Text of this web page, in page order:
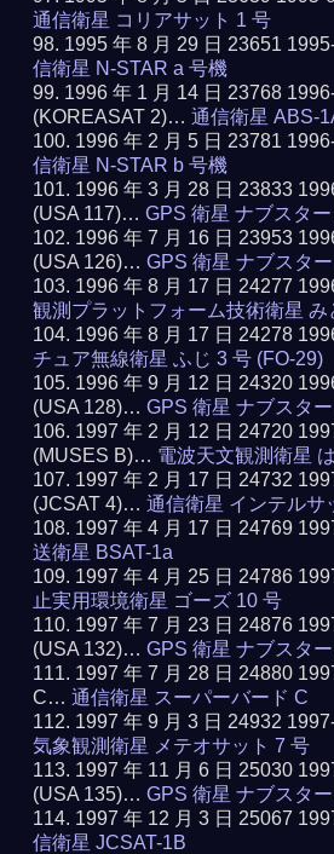
通信衛星 コリアサット 1 号
1995 年 8 月 29 日 23651
信衛星 N-STAR a 号機
1996 年 1 月 14 日 23768
(KOREASAT 2)…通信衛星 ABS-
1996 年 2 月 5 日 23781
信衛星 N-STAR b 号機
1996 年 3 月 28 日 23833
(USA 117)…GPS 衛星 ナブスタ
1996 年 7 月 16 日 23953
(USA 126)…GPS 衛星 ナブスタ
1996 年 8 月 17 日 24277
観測プラットフォーム技術衛星
1996 年 8 月 17 日 24278
チュア無線衛星 ふじ 3 号 (FO-29)
1996 年 9 月 12 日 24320
(USA 128)…GPS 衛星 ナブスタ
1997 年 2 月 12 日 24720
(MUSES B)… 電波天文観測衛星
1997 年 2 月 17 日 24732
(JCSAT 4)…通信衛星 インテルサ
1997 年 4 月 17 日 24769
送衛星 BSAT-1a
1997 年 4 月 25 日 24786
止実用環境衛星 ゴーズ 10 号
1997 年 7 月 23 日 24876
(USA 132)…GPS 衛星 ナブスタ
1997 年 7 月 28 日 24880
C…通信衛星 スーパーバード C
1997 年 9 月 3 日 24932
気象観測衛星 メテオサット 7 号
1997 年 11 月 6 日 25030
(USA 135)…GPS 衛星 ナブスタ
1997 年 12 月 3 日 25067
信衛星 JCSAT-1B